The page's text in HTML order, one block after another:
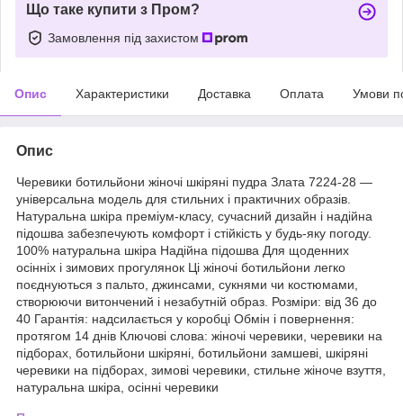
Що таке купити з Пром?
Замовлення під захистом
Опис Характеристики Доставка Оплата Умови
Опис
Черевики ботильйони жіночі шкіряні пудра Злата 7224-28 —
універсальна модель для стильних і практичних образів.
Натуральна шкіра преміум-класу, сучасний дизайн і надійна
підошва забезпечують комфорт і стійкість у будь-яку погоду.
100% натуральна шкіра Надійна підошва Для щоденних
осінніх і зимових прогулянок Ці жіночі ботильйони легко
поєднуються з пальто, джинсами, сукнями чи костюмами,
створюючи витончений і незабутній образ. Розміри: від 36 до
40 Гарантія: надсилається у коробці Обмін і повернення:
протягом 14 днів Ключові слова: жіночі черевики, черевики на
підборах, ботильйони шкіряні, ботильйони замшеві, шкіряні
черевики на підборах, зимові черевики, стильне жіноче взуття,
натуральна шкіра, осінні черевики